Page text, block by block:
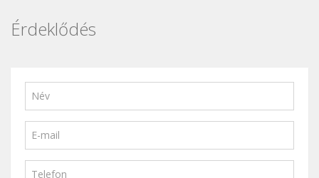
Érdeklődés